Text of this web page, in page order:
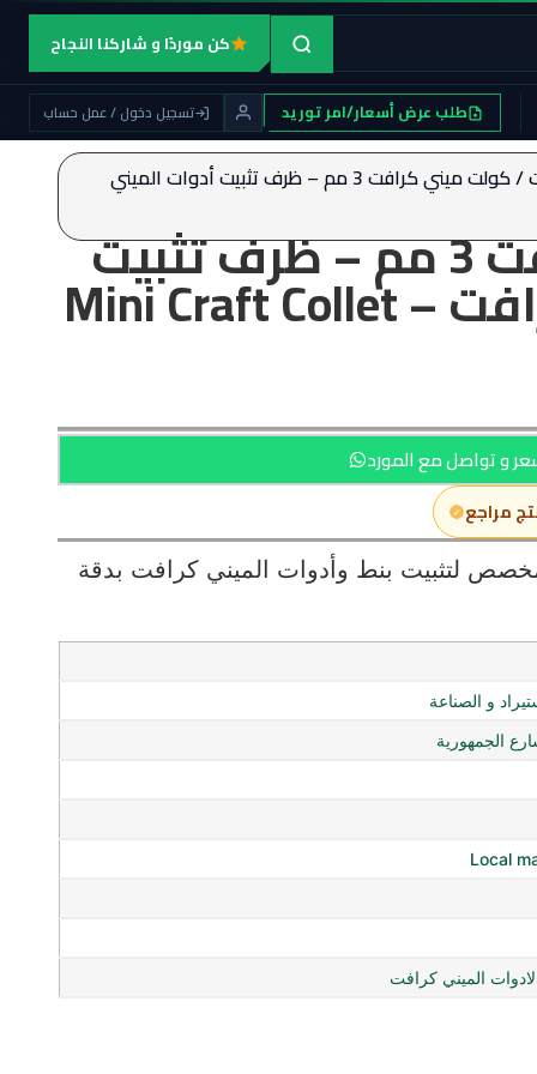
كن موردًا و شاركنا النجاح
طلب عرض أسعار/امر توريد تسجيل دخول / عمل حساب
/ كولت ميني كرافت 3 مم – ظرف تثبيت أدوات الميني
كولت ميني كرافت 3 مم – ظرف تثبيت
أدوات الميني كرافت – Mini Craft Collet
و تواصل مع المورد
مراجع
كرافت مقاس 3 مم، مخصص لتثبيت بنط وأدوات الميني كرافت بدقة
و الصناعة
الجمهورية
Local
الميني كرافت